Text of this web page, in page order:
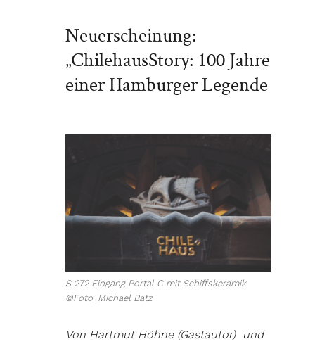
Neuerscheinung:
„ChilehausStory: 100 Jahre
einer Hamburger Legende
S 272 Eingang Portal C mit Schiffskeramik
©Foto_Michael Batz
Von Hartmut Höhne (Gastautor) und